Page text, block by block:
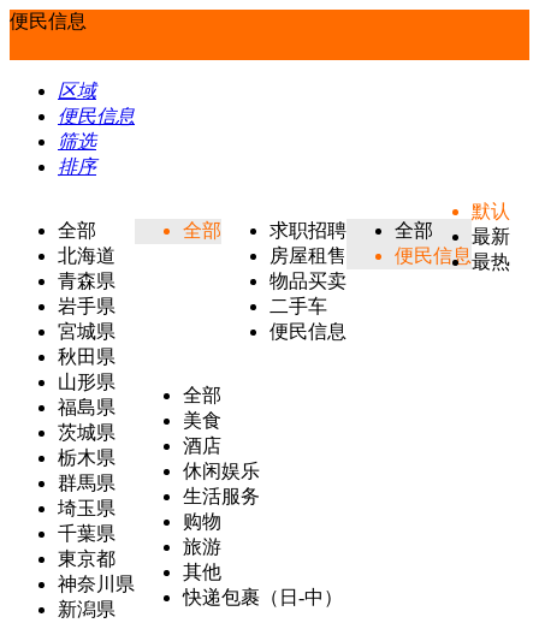
便民信息
区域
便民信息
筛选
排序
全部
北海道
青森県
岩手県
宮城県
秋田県
山形県
福島県
茨城県
栃木県
群馬県
埼玉県
千葉県
東京都
神奈川県
新潟県
全部
求职招聘
房屋租售
物品买卖
二手车
便民信息
全部
便民信息
全部
美食
酒店
休闲娱乐
生活服务
购物
旅游
其他
快递包裹（日-中）
默认
最新
最热